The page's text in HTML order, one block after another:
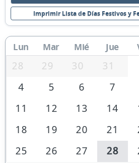
Imprimir Lista de Días Festivos y
Lun Mar Mié Jue
28 29 30 31
4
5 6 7
11
12 13 14
18
19 20 21
25
26 27 28